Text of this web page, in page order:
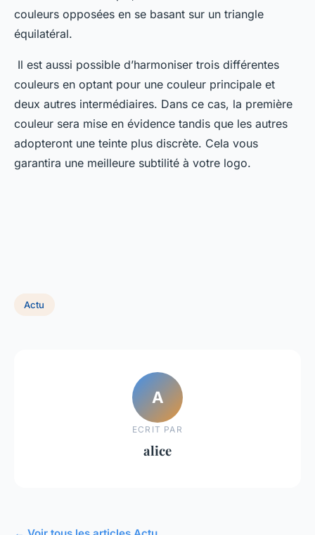
couleurs opposées en se basant sur un triangle
équilatéral.
Il est aussi possible d’harmoniser trois différentes
couleurs en optant pour une couleur principale et
deux autres intermédiaires. Dans ce cas, la première
couleur sera mise en évidence tandis que les autres
adopteront une teinte plus discrète. Cela vous
garantira une meilleure subtilité à votre logo.
Actu
A
ECRIT PAR
alice